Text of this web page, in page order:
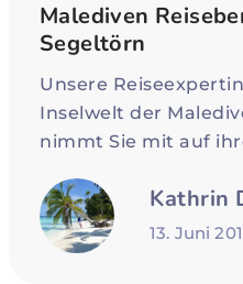
Malediven
Segeltörn
Unsere
Inselwelt der
nimmt Sie mit auf
Kathrin
13. Juni